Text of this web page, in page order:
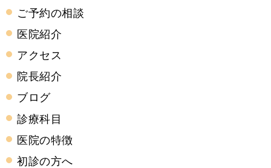
ご予約の相談
医院紹介
アクセス
院長紹介
ブログ
診療科目
医院の特徴
初診の方へ